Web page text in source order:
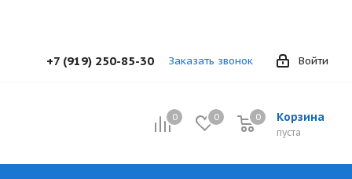
Войти
+7 (919) 250-85-30 Заказать звонок
0 0 Корзина
0
пуста
0